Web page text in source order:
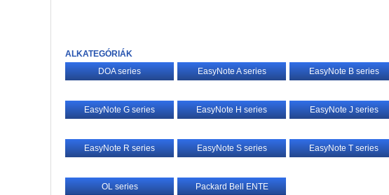
ALKATEGÓRIÁK
DOA series
EasyNote A series EasyNote B series
EasyNote G series EasyNote H series EasyNote J series
EasyNote R series EasyNote S series EasyNote T series
OL series Packard Bell ENTE